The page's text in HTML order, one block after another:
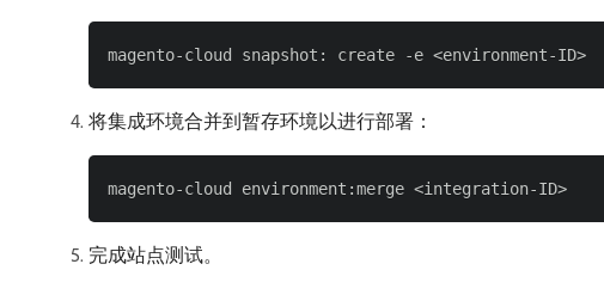
将集成环境合并到暂存环境以进行部署：
完成站点测试。